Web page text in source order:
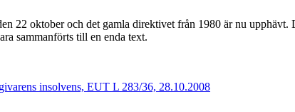
22 oktober och det gamla direktivet från 1980 är nu
sammanförts till en enda text.
insolvens, EUT L 283/36, 28.10.2008